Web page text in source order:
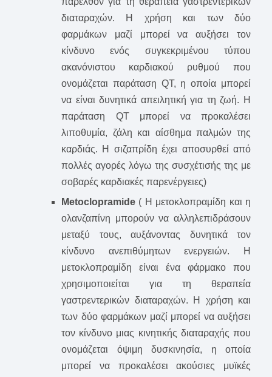
διαταραχών. Η χρήση και των δύο
φαρμάκων μαζί μπορεί να αυξήσει τον
κίνδυνο ενός συγκεκριμένου τύπου
ακανόνιστου καρδιακού ρυθμού που
ονομάζεται παράταση QT, η οποία μπορεί
να είναι δυνητικά απειλητική για τη ζωή. Η
παράταση QT μπορεί να προκαλέσει
λιποθυμία, ζάλη και αίσθημα παλμών της
καρδιάς. Η σιζαπρίδη έχει αποσυρθεί από
πολλές αγορές λόγω της συσχέτισής της με
σοβαρές καρδιακές παρενέργειες)
Metoclopramide ( Η μετοκλοπραμίδη και η
ολανζαπίνη μπορούν να αλληλεπιδράσουν
μεταξύ τους, αυξάνοντας δυνητικά τον
κίνδυνο ανεπιθύμητων ενεργειών. Η
μετοκλοπραμίδη είναι ένα φάρμακο που
χρησιμοποιείται για τη θεραπεία
γαστρεντερικών διαταραχών. Η χρήση και
των δύο φαρμάκων μαζί μπορεί να αυξήσει
τον κίνδυνο μιας κινητικής διαταραχής που
ονομάζεται όψιμη δυσκινησία, η οποία
μπορεί να προκαλέσει ακούσιες μυϊκές